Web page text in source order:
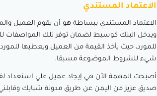
الاعتماد المستندي
الاعتماد المستندي ببساطة هو أن يقوم العميل
ويدخل البنك كوسيط لضمان توفر تلك المواصفات
للمورد، حيث يأخذ القيمة من العميل ويعطيها
شيء للشروط الموضوعة مسبقا.
أصبحت المهمة الآن هي إيجاد عميل علي استعداد
صديق عزيز من اليمن عن طريق مدونة شبايك وقابلني